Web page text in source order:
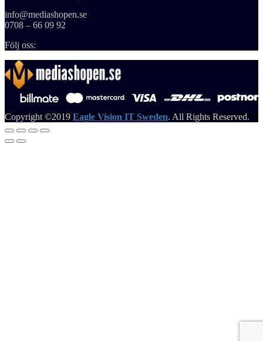
info@mediashopen.se
0708 – 66 09 92
Följ oss:
Copyright ©2019 Eagle Vision IT Sweden. All Rights Reserved.